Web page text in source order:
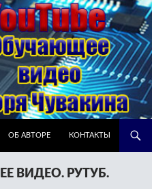
ОБ АВТОРЕ КОНТАКТЫ
ВИДЕО. РУТУБ.